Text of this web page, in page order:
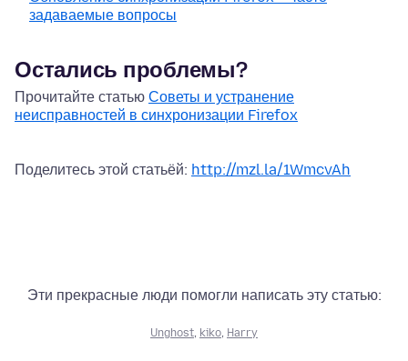
задаваемые вопросы
Остались проблемы?
Прочитайте статью Советы и устранение
неисправностей в синхронизации Firefox
Поделитесь этой статьёй: http://mzl.la/1WmcvAh
Эти прекрасные люди помогли написать эту статью:
Unghost, kiko, Harry